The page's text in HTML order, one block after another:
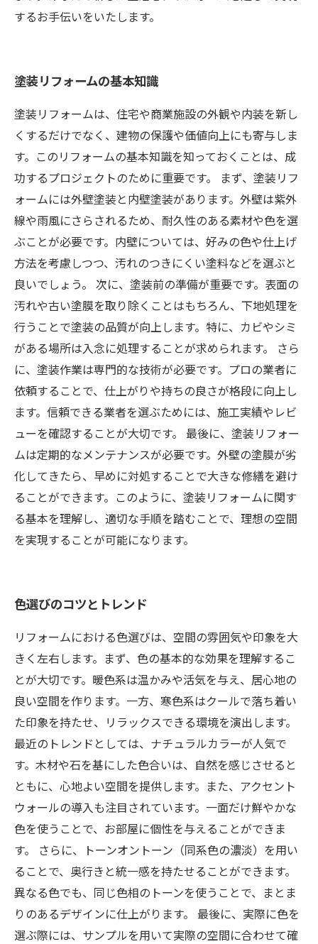
するお手伝いをいたします。
塗装リフォームの基本知識
塗装リフォームは、住宅や商業施設の外観や内装を新し
くするだけでなく、建物の保護や価値向上にも寄与しま
す。このリフォームの基本知識を知っておくことは、成
功するプロジェクトのために重要です。 まず、塗装リフ
ォームには外壁塗装と内壁塗装があります。外壁は紫外
線や雨風にさらされるため、耐久性のある素材や色を選
ぶことが必要です。内壁については、好みの色や仕上げ
方法を考慮しつつ、汚れのつきにくい塗料などを選ぶと
良いでしょう。 次に、塗装前の準備が重要です。表面の
汚れや古い塗膜を取り除くことはもちろん、下地処理を
行うことで塗装の品質が向上します。特に、カビやシミ
がある場所は入念に処理することが求められます。 さら
に、塗装作業は専門的な技術が必要です。プロの業者に
依頼することで、仕上がりや持ちの良さが格段に向上し
ます。信頼できる業者を選ぶためには、施工実績やレビ
ューを確認することが大切です。 最後に、塗装リフォー
ムは定期的なメンテナンスが必要です。外壁の塗膜が劣
化してきたら、早めに対処することで大きな修繕を避け
ることができます。このように、塗装リフォームに関す
る基本を理解し、適切な手順を踏むことで、理想の空間
を実現することが可能になります。
色選びのコツとトレンド
リフォームにおける色選びは、空間の雰囲気や印象を大
きく左右します。まず、色の基本的な効果を理解するこ
とが大切です。暖色系は温かみや活気を与え、居心地の
良い空間を作ります。一方、寒色系はクールで落ち着い
た印象を持たせ、リラックスできる環境を演出します。
最近のトレンドとしては、ナチュラルカラーが人気で
す。木材や石を基にした色合いは、自然を感じさせると
ともに、心地よい空間を提供します。また、アクセント
ウォールの導入も注目されています。一面だけ鮮やかな
色を使うことで、お部屋に個性を与えることができま
す。 さらに、トーンオントーン（同系色の濃淡）を用い
ることで、奥行きと統一感を持たせることができます。
異なる色でも、同じ色相のトーンを使うことで、まとま
りのあるデザインに仕上がります。 最後に、実際に色を
選ぶ際には、サンプルを用いて実際の空間に合わせて確